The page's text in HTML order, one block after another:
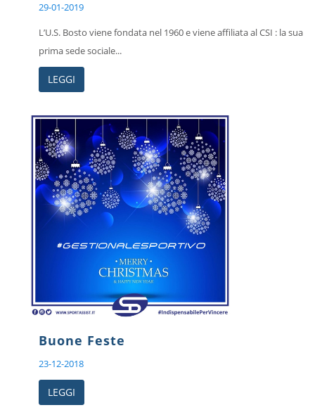
29-01-2019
L’U.S. Bosto viene fondata nel 1960 e viene affiliata al CSI : la sua
prima sede sociale...
LEGGI
Buone Feste
23-12-2018
LEGGI